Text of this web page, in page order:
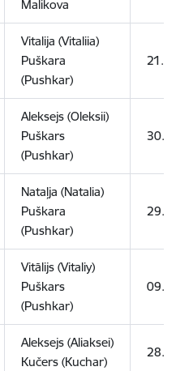
Malikova
Vitalija (Vitaliia)
Puškara
(Pushkar)
Aleksejs (Oleksii)
Puškars
(Pushkar)
Nataļja (Natalia)
Puškara
(Pushkar)
Vitālijs (Vitaliy)
Puškars
(Pushkar)
Aleksejs (Aliaksei)
Kučers (Kuchar)